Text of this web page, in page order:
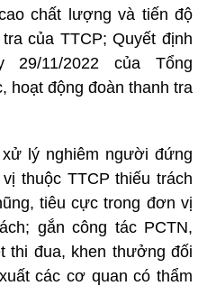
chất lượng và tiến độ
của TTCP; Quyết định
29/11/2022 của Tổng
hoạt động đoàn thanh tra
lý nghiêm người đứng
thuộc TTCP thiếu trách
tiêu cực trong đơn vị
gắn công tác PCTN,
thi đua, khen thưởng đối
các cơ quan có thẩm